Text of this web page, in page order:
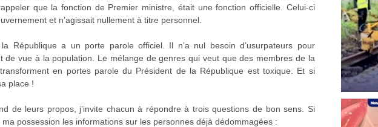
que la fonction de Premier ministre, était une fonction officielle. Celui-ci
et n’agissait nullement à titre personnel.
République a un porte parole officiel. Il n’a nul besoin d’usurpateurs pour
de vue à la population. Le mélange de genres qui veut que des membres de la
en portes parole du Président de la République est toxique. Et si
place !
de leurs propos, j’invite chacun à répondre à trois questions de bon sens. Si
ma possession les informations sur les personnes déjà dédommagées :